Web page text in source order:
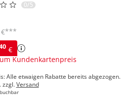
0/5
€
Kundenkartenpreis
€***
Alle etwaigen Rabatte bereits abgezogen.
zzgl.Versand